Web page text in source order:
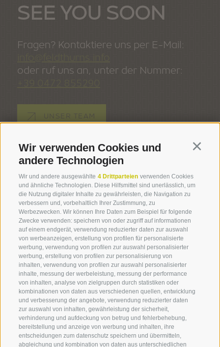
Wir verwenden Cookies und
andere Technologien
Wir und andere ausgewählte 4 Drittparteien verwenden Cookies
und ähnliche Technologien. Diese Hilfsmittel sind unerlässlich, um
die Nutzung digitaler Inhalte zu gewährleisten, die Navigation zu
verbessern und, vorbehaltlich Ihrer Zustimmung, zu
Werbezwecken. Wir können Ihre Daten zum Beispiel für folgende
Zwecke verwenden: speichern von oder zugriff auf informationen
auf einem endgerät, verwendung reduzierter daten zur auswahl
von werbeanzeigen, erstellung von profilen für personalisierte
werbung, verwendung von profilen zur auswahl personalisierter
werbung, erstellung von profilen zur personalisierung von
inhalten, verwendung von profilen zur auswahl personalisierter
inhalte, messung der werbeleistung, messung der performance
von inhalten, analyse von zielgruppen durch statistiken oder
kombinationen von daten aus verschiedenen quellen, entwicklung
und verbesserung der angebote, verwendung reduzierter daten
zur auswahl von inhalten, gewährleistung der sicherheit,
verhinderung und aufdeckung von betrug und fehlerbehebung,
bereitstellung und anzeige von werbung und inhalten, ihre
entscheidungen zum datenschutz speichern und übermitteln,
abgleichung und kombination von daten aus unterschiedlichen
SEE YOU SOON
Fragen? Kontaktiere uns per E-Mail:
oder ruf uns an, unter der Nummer:
UNSER TEAM
TOURIST INFO FELDTHURNS
SILVIUS-MAGNAGO-PLATZ 3 -
(BZ)
ÖFFNUNGSZEITEN
MONTAG - FREITAG: 09.00 - 12.00 UHR
IMPRESSUM COOKIE-RICHTLINIE
PRIVACY
COOKIE PRÄFERENZEN
MARKTPLATZ
SITEMAP
MITGLIEDERBEREICH
PARTNER
created with passion by